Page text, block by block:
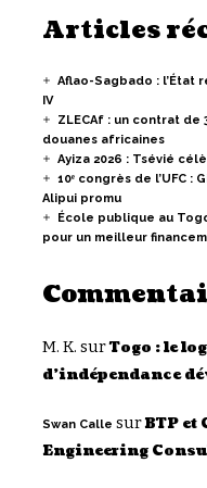
Articles
Aflao-Sagbado : l’État
IV
ZLECAf : un contrat de
douanes africaines
Ayiza 2026 : Tsévié
10ᵉ congrès de l’UFC
Alipui promu
École publique au
pour un meilleur
M. K. surTogo : le
d’indépendance
Swan Calle surBTP et
Engineering